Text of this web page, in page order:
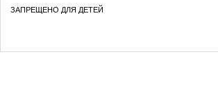
ЗАПРЕЩЕНО ДЛЯ ДЕТЕЙ